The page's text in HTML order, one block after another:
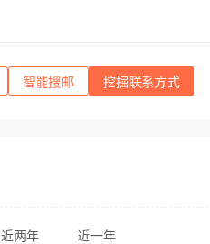
智能搜邮 挖掘联系方式
近两年 近一年